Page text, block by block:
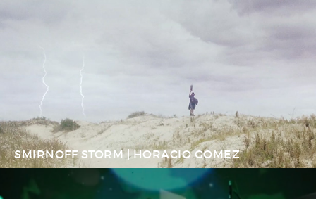
SMIRNOFF STORM | HORACIO GOMEZ